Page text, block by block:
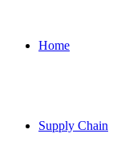
Home
Supply Chain